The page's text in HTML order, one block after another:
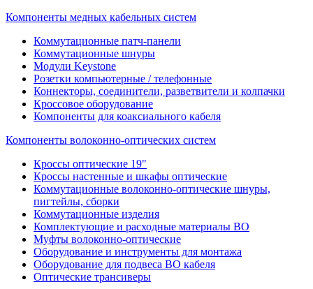
Компоненты медных кабельных систем
Коммутационные патч-панели
Коммутационные шнуры
Модули Keystone
Розетки компьютерные / телефонные
Коннекторы, соединители, разветвители и колпачки
Кроссовое оборудование
Компоненты для коаксиального кабеля
Компоненты волоконно-оптических систем
Кроссы оптические 19"
Кроссы настенные и шкафы оптические
Коммутационные волоконно-оптические шнуры,
пигтейлы, сборки
Коммутационные изделия
Комплектующие и расходные материалы ВО
Муфты волоконно-оптические
Оборудование и инструменты для монтажа
Оборудование для подвеса ВО кабеля
Оптические трансиверы